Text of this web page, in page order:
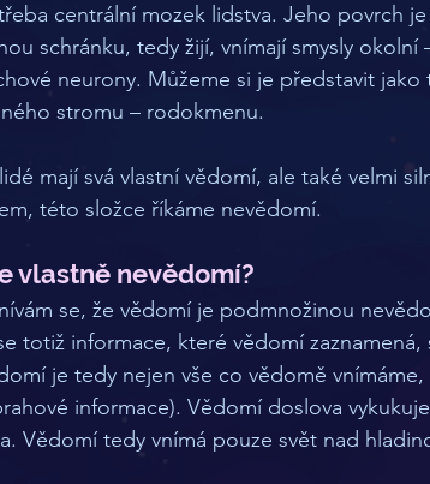
centrální mozek lidstva. Jeho povrch
schránku, tedy žijí, vnímají smysly
neurony. Můžeme si je představit jako
stromu – rodokmenu.
mají svá vlastní vědomí, ale také velmi
této složce říkáme nevědomí.
vlastně nevědomí?
se, že vědomí je podmnožinou
totiž informace, které vědomí
je tedy nejen vše co vědomě
informace). Vědomí doslova
Vědomí tedy vnímá pouze svět nad